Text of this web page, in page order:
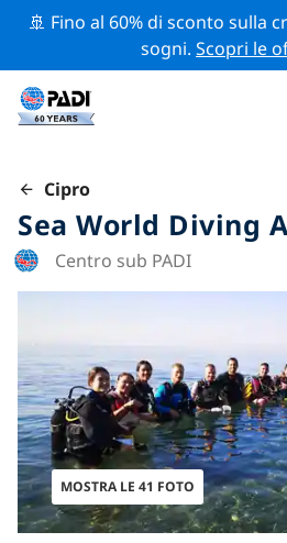
🚢 Fino al 60% di sconto sulla
sogni.Scopri le
Cipro
Sea World Diving
Centro sub PADI
MOSTRA LE 41 FOTO